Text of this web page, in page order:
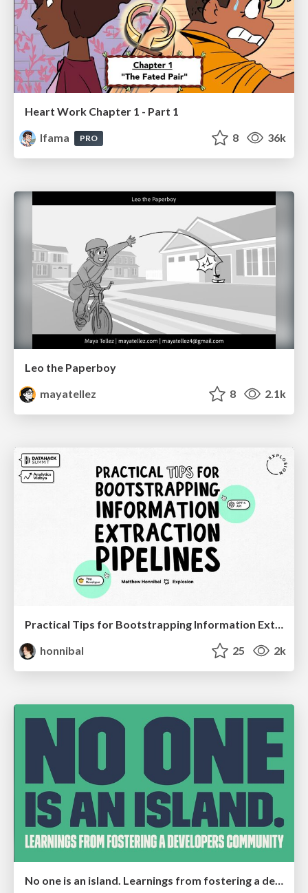
Heart Work Chapter 1 - Part 1
lfama
PRO 8 36k
Leo the Paperboy
mayatellez
8 2.1k
Practical Tips for Bootstrapping Information Extraction Pipelines
honnibal
25 2k
No one is an island. Learnings from fostering a developers community.